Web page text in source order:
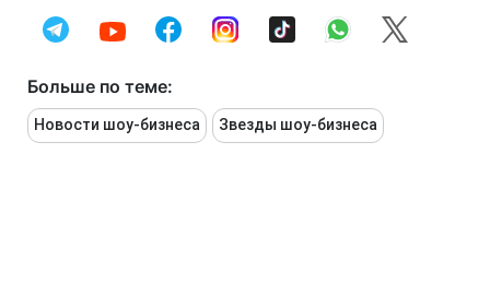
Больше по теме:
Новости шоу-бизнеса Звезды шоу-бизнеса